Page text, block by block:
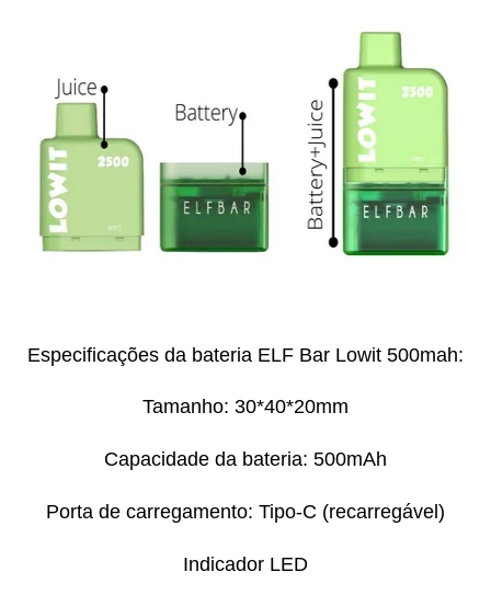
Especificações da bateria ELF Bar Lowit 500mah:
Tamanho: 30*40*20mm
Capacidade da bateria: 500mAh
Porta de carregamento: Tipo-C (recarregável)
Indicador LED